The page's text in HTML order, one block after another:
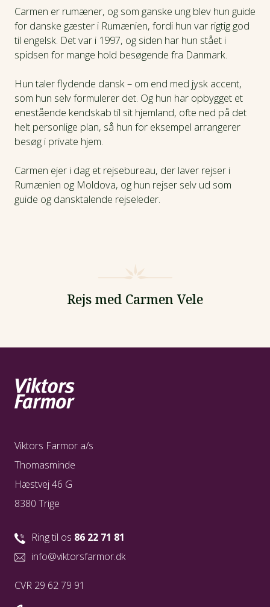
Carmen er rumæner, og som ganske ung blev hun guide
for danske gæster i Rumænien, fordi hun var rigtig god
til engelsk. Det var i 1997, og siden har hun stået i
spidsen for mange hold besøgende fra Danmark.
Hun taler flydende dansk – om end med jysk accent,
som hun selv formulerer det. Og hun har opbygget et
enestående kendskab til sit hjemland, ofte ned på det
helt personlige plan, så hun for eksempel arrangerer
besøg i private hjem.
Carmen ejer i dag et rejsebureau, der laver rejser i
Rumænien og Moldova, og hun rejser selv ud som
guide og dansktalende rejseleder.
Rejs med Carmen Vele
Viktors Farmor a/s
Thomasminde
Hæstvej 46 G
8380 Trige
Ring til os 86 22 71 81
info@viktorsfarmor.dk
CVR 29 62 79 91